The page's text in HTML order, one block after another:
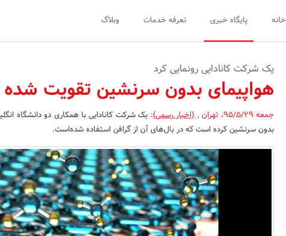
خانه پایگاه خبری تعرفه خدمات وبلاگ
یک شرکت کانادایی رونمایی کرد
هواپیمای بدون سرنشین تقویت شده
جمعه 95/5/29 ، تهران ,(اخبار رسمی): یک شرکت کانادایی با همکاری دو دانشگاه
بدون سرنشین کرده است که در بال‌های آن از گرافن استفاده شده‌است.